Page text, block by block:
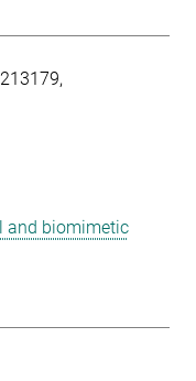
and biomimetic